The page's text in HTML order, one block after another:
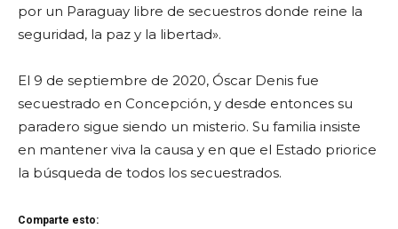
por un Paraguay libre de secuestros donde reine la
seguridad, la paz y la libertad».
El 9 de septiembre de 2020, Óscar Denis fue
secuestrado en Concepción, y desde entonces su
paradero sigue siendo un misterio. Su familia insiste
en mantener viva la causa y en que el Estado priorice
la búsqueda de todos los secuestrados.
Comparte esto: